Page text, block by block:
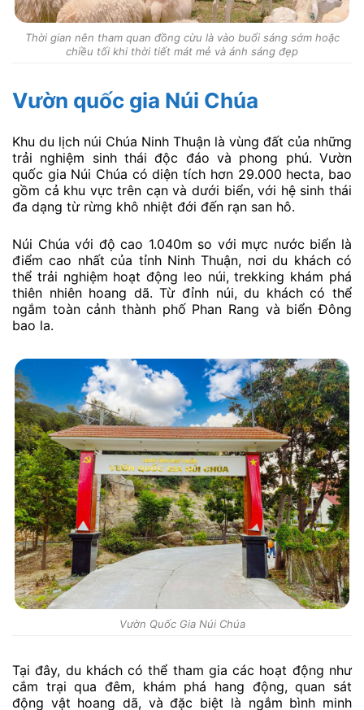
Thời gian nên tham quan đồng cừu là vào buổi sáng sớm hoặc
chiều tối khi thời tiết mát mẻ và ánh sáng đẹp
Vườn quốc gia Núi Chúa
Khu du lịch núi Chúa Ninh Thuận là vùng đất của những
trải nghiệm sinh thái độc đáo và phong phú. Vườn
quốc gia Núi Chúa có diện tích hơn 29.000 hecta, bao
gồm cả khu vực trên cạn và dưới biển, với hệ sinh thái
đa dạng từ rừng khô nhiệt đới đến rạn san hô.
Núi Chúa với độ cao 1.040m so với mực nước biển là
điểm cao nhất của tỉnh Ninh Thuận, nơi du khách có
thể trải nghiệm hoạt động leo núi, trekking khám phá
thiên nhiên hoang dã. Từ đỉnh núi, du khách có thể
ngắm toàn cảnh thành phố Phan Rang và biển Đông
bao la.
Vườn Quốc Gia Núi Chúa
Tại đây, du khách có thể tham gia các hoạt động như
cắm trại qua đêm, khám phá hang động, quan sát
động vật hoang dã, và đặc biệt là ngắm bình minh